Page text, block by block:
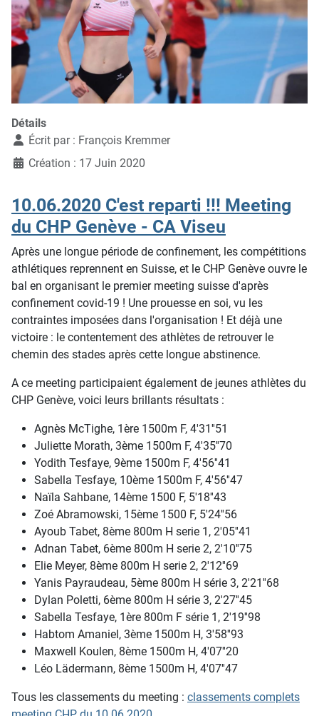
Détails
Écrit par : François Kremmer
Création : 17 Juin 2020
10.06.2020 C'est reparti !!! Meeting
du CHP Genève - CA Viseu
Après une longue période de confinement, les compétitions
athlétiques reprennent en Suisse, et le CHP Genève ouvre le
bal en organisant le premier meeting suisse d'après
confinement covid-19 ! Une prouesse en soi, vu les
contraintes imposées dans l'organisation ! Et déjà une
victoire : le contentement des athlètes de retrouver le
chemin des stades après cette longue abstinence.
A ce meeting participaient également de jeunes athlètes du
CHP Genève, voici leurs brillants résultats :
Agnès McTighe, 1ère 1500m F, 4'31''51
Juliette Morath, 3ème 1500m F, 4'35''70
Yodith Tesfaye, 9ème 1500m F, 4'56''41
Sabella Tesfaye, 10ème 1500m F, 4'56''47
Naïla Sahbane, 14ème 1500 F, 5'18''43
Zoé Abramowski, 15ème 1500 F, 5'24''56
Ayoub Tabet, 8ème 800m H serie 1, 2'05''41
Adnan Tabet, 6ème 800m H serie 2, 2'10''75
Elie Meyer, 8ème 800m H serie 2, 2'12''69
Yanis Payraudeau, 5ème 800m H série 3, 2'21''68
Dylan Poletti, 6ème 800m H série 3, 2'27''45
Sabella Tesfaye, 1ère 800m F série 1, 2'19''98
Habtom Amaniel, 3ème 1500m H, 3'58''93
Maxwell Koulen, 8ème 1500m H, 4'07''20
Léo Lädermann, 8ème 1500m H, 4'07''47
Tous les classements du meeting : classements complets